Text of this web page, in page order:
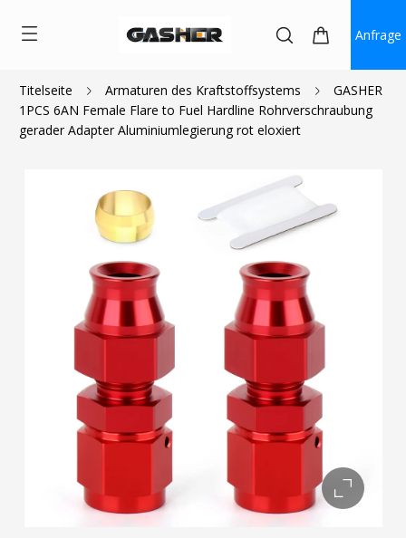
Anfrage
Titelseite Armaturen des Kraftstoffsystems
GASHER
1PCS 6AN Female Flare to Fuel Hardline Rohrverschraubung
gerader Adapter Aluminiumlegierung rot eloxiert
$7.20